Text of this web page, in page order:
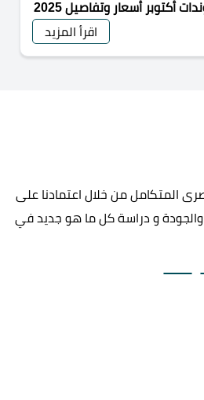
أسعار وتفاصيل 2025
اقرأ المزيد
المتكامل من خلال اعتمادنا على
والجودة و دراسة كل ما هو جديد في